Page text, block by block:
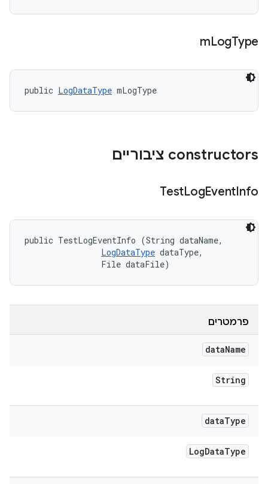
mLogType
public LogDataType mLogType
‫constructors ציבוריים
TestLogEventInfo
public TestLogEventInfo (String dataName,
LogDataType dataType,
                File dataFile)
פרמטרים
dataName
String
dataType
LogDataType